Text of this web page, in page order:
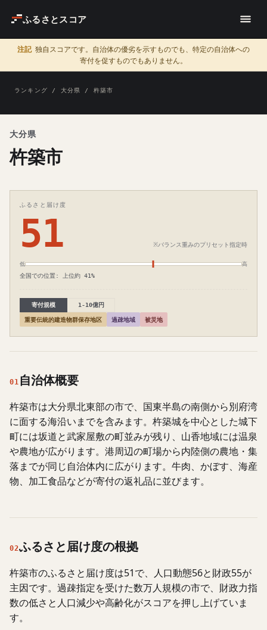
ふるさとスコア
注記 独自スコアです。自治体の優劣を示すものでも、特定の自治体への
寄付を促すものでもありません。
ランキング / 大分県 / 杵築市
大分県
杵築市
ふるさと届け度
51 ※バランス重みのプリセット指定時
低 高
全国での位置: 上位約 41%
寄付規模 1-10億円
重要伝統的建造物群保存地区 過疎地域 被災地
01 自治体概要
杵築市は大分県北東部の市で、国東半島の南側から別府湾
に面する海沿いまでを含みます。杵築城を中心とした城下
町には坂道と武家屋敷の町並みが残り、山香地域には温泉
や農地が広がります。港周辺の町場から内陸側の農地・集
落までが同じ自治体内に広がります。牛肉、かぼす、海産
物、加工食品などが寄付の返礼品に並びます。
02ふるさと届け度の根拠
杵築市のふるさと届け度は51で、人口動態56と財政55が
主因です。過疎指定を受けた数万人規模の市で、財政力指
数の低さと人口減少や高齢化がスコアを押し上げていま
す。